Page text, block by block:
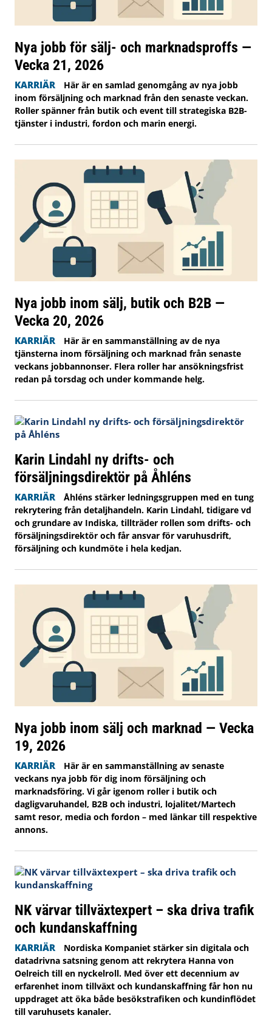
Nya jobb för sälj- och marknadsproffs —
Vecka 21, 2026
KARRIÄR
Här är en samlad genomgång av nya jobb
inom försäljning och marknad från den senaste veckan.
Roller spänner från butik och event till strategiska B2B-
tjänster i industri, fordon och marin energi.
Nya jobb inom sälj, butik och B2B —
Vecka 20, 2026
KARRIÄR
Här är en sammanställning av de nya
tjänsterna inom försäljning och marknad från senaste
veckans jobbannonser. Flera roller har ansökningsfrist
redan på torsdag och under kommande helg.
Karin Lindahl ny drifts- och
försäljningsdirektör på Åhléns
KARRIÄR
Åhléns stärker ledningsgruppen med en tung
rekrytering från detaljhandeln. Karin Lindahl, tidigare vd
och grundare av Indiska, tillträder rollen som drifts- och
försäljningsdirektör och får ansvar för varuhusdrift,
försäljning och kundmöte i hela kedjan.
Nya jobb inom sälj och marknad — Vecka
19, 2026
KARRIÄR
Här är en sammanställning av senaste
veckans nya jobb för dig inom försäljning och
marknadsföring. Vi går igenom roller i butik och
dagligvaruhandel, B2B och industri, lojalitet/Martech
samt resor, media och fordon – med länkar till respektive
annons.
NK värvar tillväxtexpert – ska driva trafik
och kundanskaffning
KARRIÄR
Nordiska Kompaniet stärker sin digitala och
datadrivna satsning genom att rekrytera Hanna von
Oelreich till en nyckelroll. Med över ett decennium av
erfarenhet inom tillväxt och kundanskaffning får hon nu
uppdraget att öka både besökstrafiken och kundinflödet
till varuhusets kanaler.